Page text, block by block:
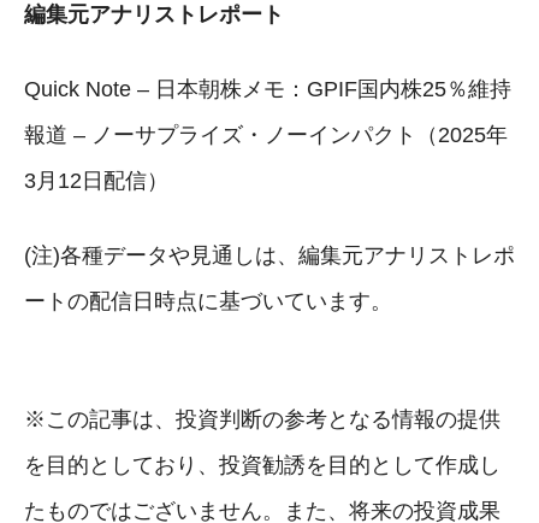
編集元アナリストレポート
Quick Note – 日本朝株メモ：GPIF国内株25％維持
報道 – ノーサプライズ・ノーインパクト（2025年
3月12日配信）
(注)各種データや見通しは、編集元アナリストレポ
ートの配信日時点に基づいています。
※この記事は、投資判断の参考となる情報の提供
を目的としており、投資勧誘を目的として作成し
たものではございません。また、将来の投資成果